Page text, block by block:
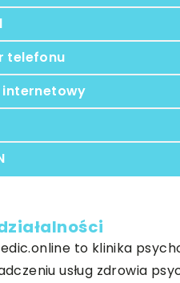
telefonu
internetowy
to klinika
usług zdrowia